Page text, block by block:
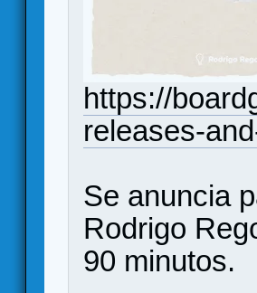
https://
releases-
Se anuncia
Rodrigo
90 minutos.